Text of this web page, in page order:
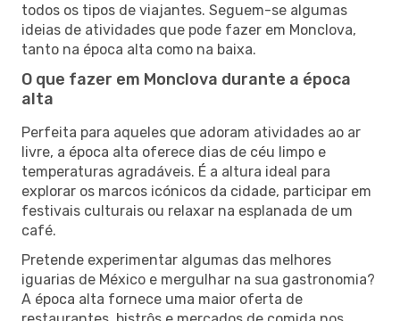
todos os tipos de viajantes. Seguem-se algumas
ideias de atividades que pode fazer em Monclova,
tanto na época alta como na baixa.
O que fazer em Monclova durante a época
alta
Perfeita para aqueles que adoram atividades ao ar
livre, a época alta oferece dias de céu limpo e
temperaturas agradáveis. É a altura ideal para
explorar os marcos icónicos da cidade, participar em
festivais culturais ou relaxar na esplanada de um
café.
Pretende experimentar algumas das melhores
iguarias de México e mergulhar na sua gastronomia?
A época alta fornece uma maior oferta de